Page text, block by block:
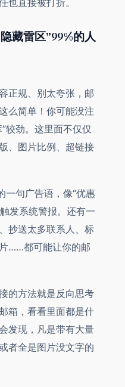
也直接被打折。
藏雷区”99%的人
正规、别太夸张，邮
么简单！你可能没注
较劲。这里面不仅仅
、图片比例、超链接
一句广告语，像“优惠
发系统警报。还有一
抄送太多联系人、标
……都可能让你的邮
的方法就是反向思考
箱，看看里面都是什
发现，凡是带有大量
者全是图片没文字的